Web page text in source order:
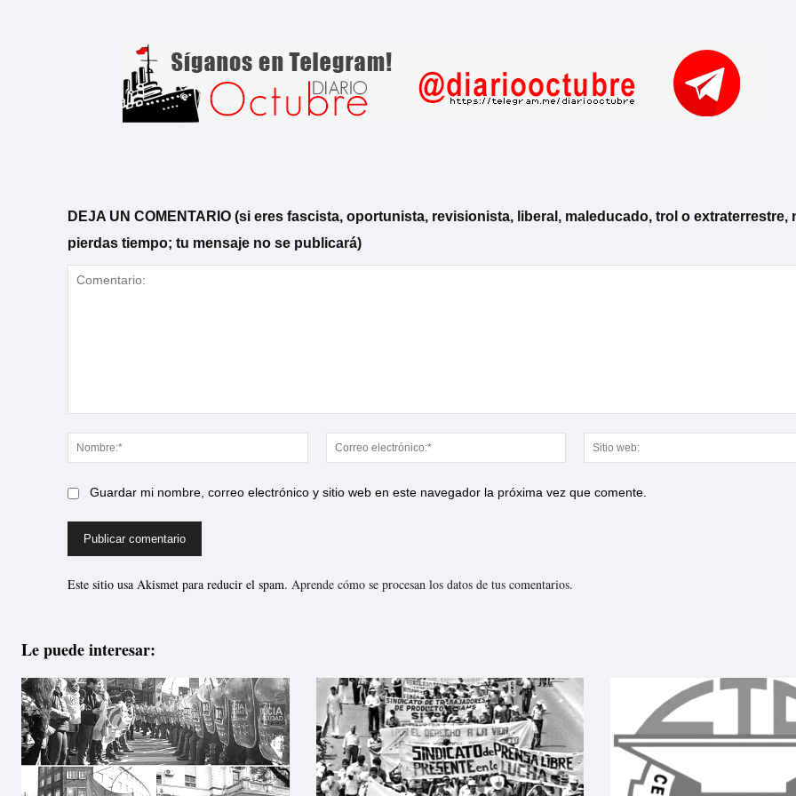
DEJA UN COMENTARIO (si eres fascista, oportunista, revisionista, liberal, maleducado, trol o extraterrestre,
pierdas tiempo; tu mensaje no se publicará)
Nombre:*
Correo
electrónico:*
Guardar mi nombre, correo electrónico y sitio web en este navegador la próxima vez que comente.
Este sitio usa Akismet para reducir el spam. Aprende cómo se procesan los datos de tus comentarios.
Le puede interesar: